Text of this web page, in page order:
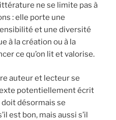
ne se limite pas à
: elle porte une
et une diversité
à la création ou à la
ce qu’on lit et valorise.
auteur et lecteur se
potentiellement écrit
désormais se
est bon, mais aussi s’il